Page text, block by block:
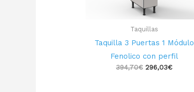
Taquillas
Taquilla 3 Puertas 1 Módulo
Fenolico con perfil
394,70€ 296,03€